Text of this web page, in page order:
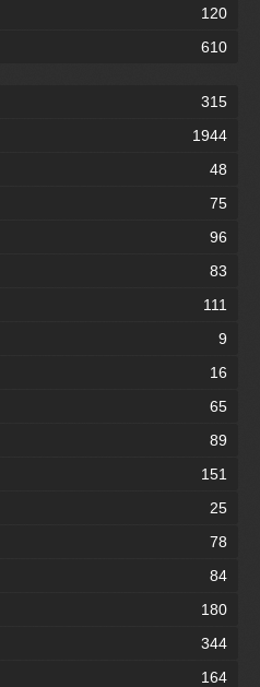
120
610
315
1944
48
75
96
83
111
9
16
65
89
151
25
78
84
180
344
164